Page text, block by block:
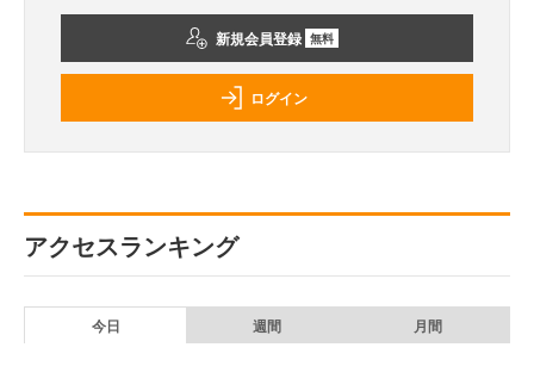
新規会員登録 無料
ログイン
アクセスランキング
今日 週間 月間